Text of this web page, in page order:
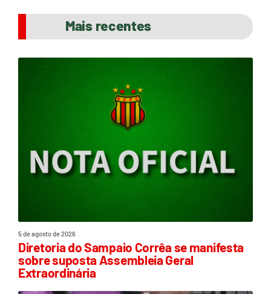
Mais recentes
5 de agosto de 2026
Diretoria do Sampaio Corrêa se manifesta
sobre suposta Assembleia Geral
Extraordinária